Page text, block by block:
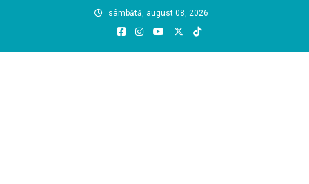
sâmbătă, august 08, 2026